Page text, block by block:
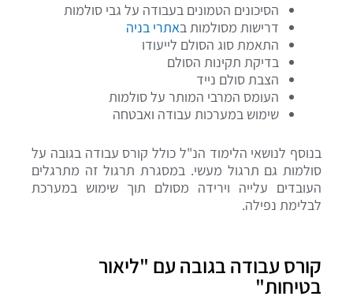
הסיכונים הטמונים בעבודה על גבי סולמות
דרישות מסולמות באתרי בניה
התאמת סוג הסולם לייעודו
בדיקת תקינות הסולם
הצבת סולם נייד
העומס המרבי המותר על סולמות
שימוש במערכות עבודה ואבטחה
בנוסף לנושאי הלימוד הנ"ל כולל קורס עבודה בגובה על
סולמות גם תרגול מעשי. במסגרת תרגול זה מתרגלים
העובדים עלייה וירידה מסולם תוך שימוש במערכת
לבלימת נפילה.
קורס עבודה בגובה עם "ליאור
בטיחות"